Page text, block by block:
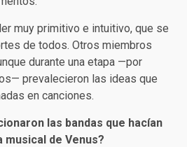
muy primitivo e intuitivo, que se
de todos. Otros miembros
durante una etapa —por
prevalecieron las ideas que
en canciones.
las bandas que hacían
de Venus?